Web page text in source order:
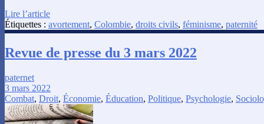
Lire l’article
Étiquettes : avortement, Colombie, droits civils, féminisme, paternité
Revue de presse du 3 mars 2022
paternet
3 mars 2022
Combat, Droit, Économie, Éducation, Politique, Psychologie,